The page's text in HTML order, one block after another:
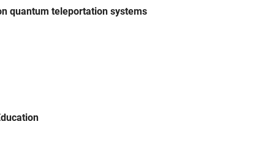
quantum teleportation systems